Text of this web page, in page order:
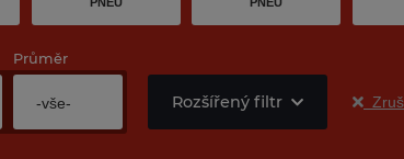
Průměr
-vše- Rozšířený filtr